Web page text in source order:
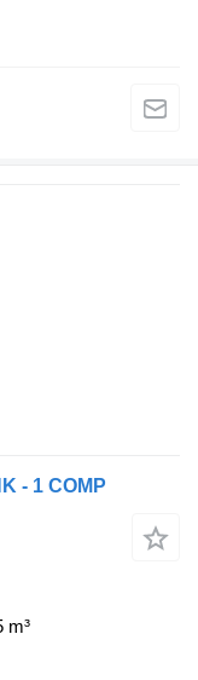
- 1 COMP
m³